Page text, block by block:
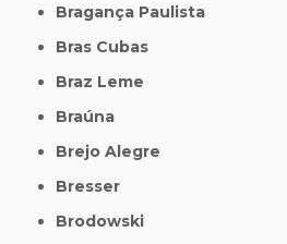
Bragança Paulista
Bras Cubas
Braz Leme
Braúna
Brejo Alegre
Bresser
Brodowski